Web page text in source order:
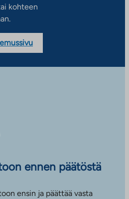
kohteen
ennen päätöstä
ensin ja päättää vasta